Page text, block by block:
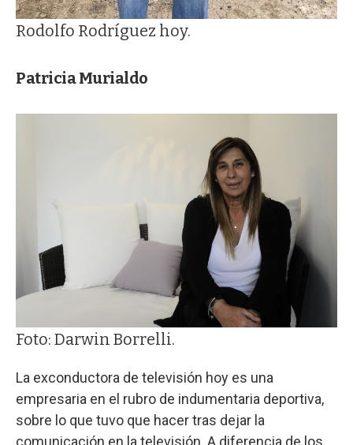
Rodolfo Rodríguez hoy.
Patricia Murialdo
Foto: Darwin Borrelli.
La exconductora de televisión hoy es una
empresaria en el rubro de indumentaria deportiva,
sobre lo que tuvo que hacer tras dejar la
comunicación en la televisión. A diferencia de los